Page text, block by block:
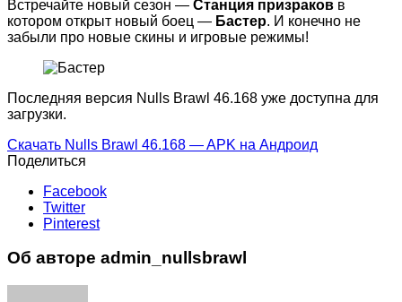
Встречайте новый сезон — Станция призраков в
котором открыт новый боец — Бастер. И конечно не
забыли про новые скины и игровые режимы!
Последняя версия Nulls Brawl 46.168 уже доступна для
загрузки.
Скачать Nulls Brawl 46.168 — APK на Андроид
Поделиться
Facebook
Twitter
Pinterest
Об авторе admin_nullsbrawl